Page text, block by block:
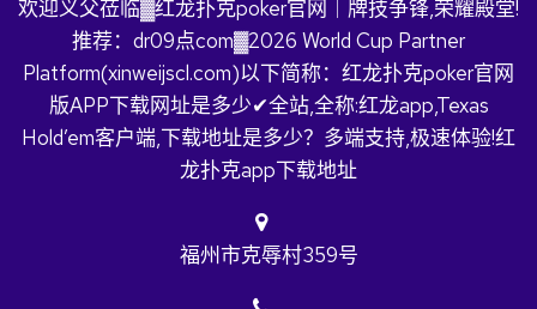
欢迎义父莅临▓红龙扑克poker官网｜牌技争锋,荣耀殿堂!
推荐：dr09点com▓2026 World Cup Partner
Platform(xinweijscl.com)以下简称：红龙扑克poker官网
版APP下载网址是多少✔全站,全称:红龙app,Texas
Hold’em客户端,下载地址是多少？多端支持,极速体验!红
龙扑克app下载地址
福州市克辱村359号